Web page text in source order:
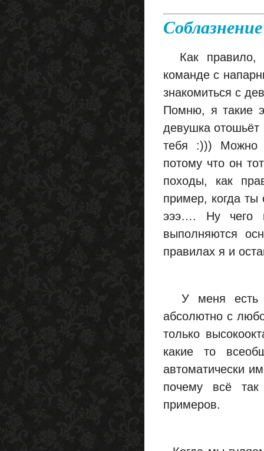
Как правило,
команде с
знакомиться с
Помню, я такие
девушка отошьёт
тебя :))) Можно
потому что он
походы, как
пример, когда ты
эээ…. Ну чего
выполняются
правилах я и
У меня есть
абсолютно с
только
какие то
автоматически
почему всё
примеров.